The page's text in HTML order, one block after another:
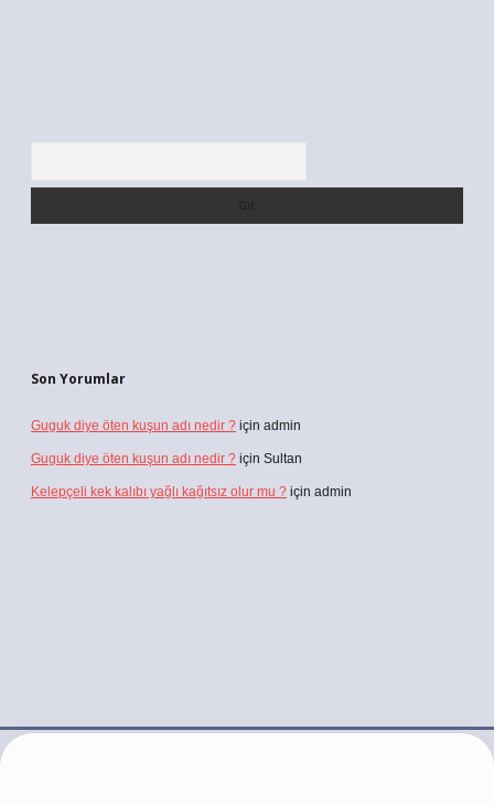
Son Yorumlar
Guguk diye öten kuşun adı nedir ? için admin
Guguk diye öten kuşun adı nedir ? için Sultan
Kelepçeli kek kalıbı yağlı kağıtsız olur mu ? için admin